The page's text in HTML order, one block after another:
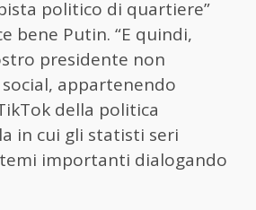
politico di quartiere”
bene Putin. “E quindi,
presidente non
appartenendo
della politica
in cui gli statisti seri
importanti dialogando